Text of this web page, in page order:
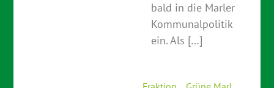
bald in die Marler
Kommunalpolitik
ein. Als […]